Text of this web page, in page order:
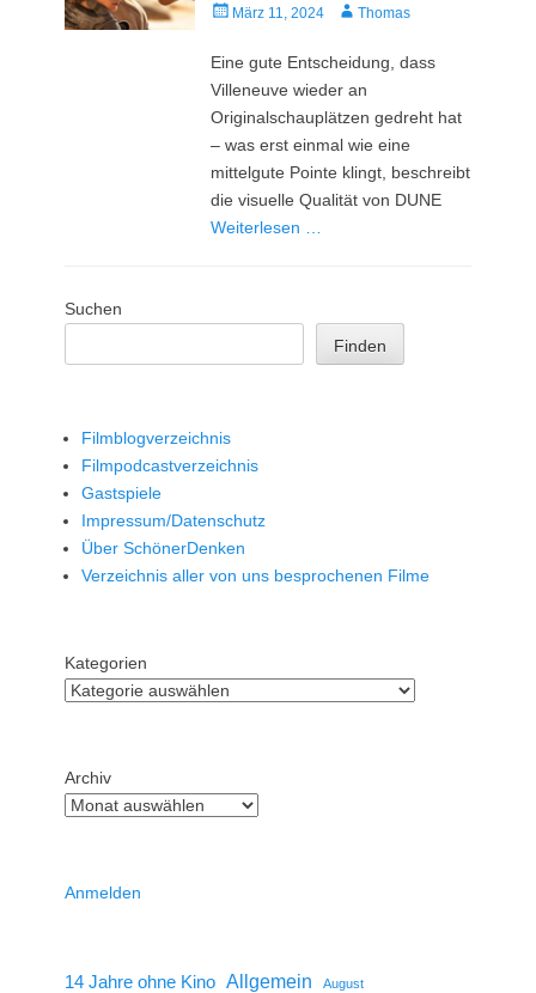
Veröffentlicht
März 11, 2024 AutorThomas
Eine gute Entscheidung, dass
Villeneuve wieder an
Originalschauplätzen gedreht hat
– was erst einmal wie eine
mittelgute Pointe klingt, beschreibt
die visuelle Qualität von DUNE
Weiterlesen …
Suchen
Finden
Filmblogverzeichnis
Filmpodcastverzeichnis
Gastspiele
Impressum/Datenschutz
Über SchönerDenken
Verzeichnis aller von uns besprochenen Filme
Kategorien
Archiv
Anmelden
14 Jahre ohne Kino Allgemein August